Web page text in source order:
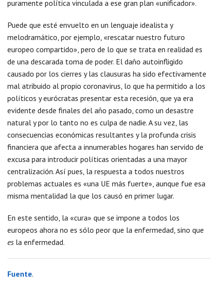
puramente política vinculada a ese gran plan «unificador».
Puede que esté envuelto en un lenguaje idealista y
melodramático, por ejemplo, «rescatar nuestro futuro
europeo compartido», pero de lo que se trata en realidad es
de una descarada toma de poder. El daño autoinfligido
causado por los cierres y las clausuras ha sido efectivamente
mal atribuido al propio coronavirus, lo que ha permitido a los
políticos y eurócratas presentar esta recesión, que ya era
evidente desde finales del año pasado, como un desastre
natural y por lo tanto no es culpa de nadie. A su vez, las
consecuencias económicas resultantes y la profunda crisis
financiera que afecta a innumerables hogares han servido de
excusa para introducir políticas orientadas a una mayor
centralización. Así pues, la respuesta a todos nuestros
problemas actuales es «una UE más fuerte», aunque fue esa
misma mentalidad la que los causó en primer lugar.
En este sentido, la «cura» que se impone a todos los
europeos ahora no es sólo peor que la enfermedad, sino que
es la enfermedad.
Fuente.